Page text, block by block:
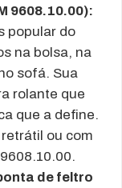
9608.10.00):
popular do
na bolsa, na
sofá. Sua
rolante que
que a define.
ou com
de feltro